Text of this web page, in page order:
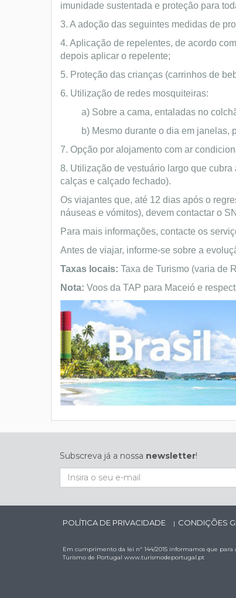
imunidade sustentada e proteção para
3. A adoção das seguintes medidas de
4. Aplicação de repelentes, de acordo
depois aplicar o repelente;
5. Proteção das crianças (carrinhos de
6. Utilização de redes mosquiteiras:
a) Sobre a cama, entaladas no
b) Mesmo durante o dia em janelas,
7. Opção por alojamento com ar
8. Utilização de vestuário largo que
calças e calçado fechado).
Os viajantes que, até 12 dias após o
náuseas e vómitos), devem contactar o
Para mais informações, contacte os
Antes de viajar, informe-se sobre a
Taxas locais: Taxa de Turismo (varia de
Nota: Voos da TAP para Maceió e
Subscreva já a nossa newsletter!
POLÍTICA DE PRIVACIDADE | CONDIÇÕES
Em cumprimento da lei nº 144/2015 informamos que
Turismo de Portugal www.turismodeportugal.pt